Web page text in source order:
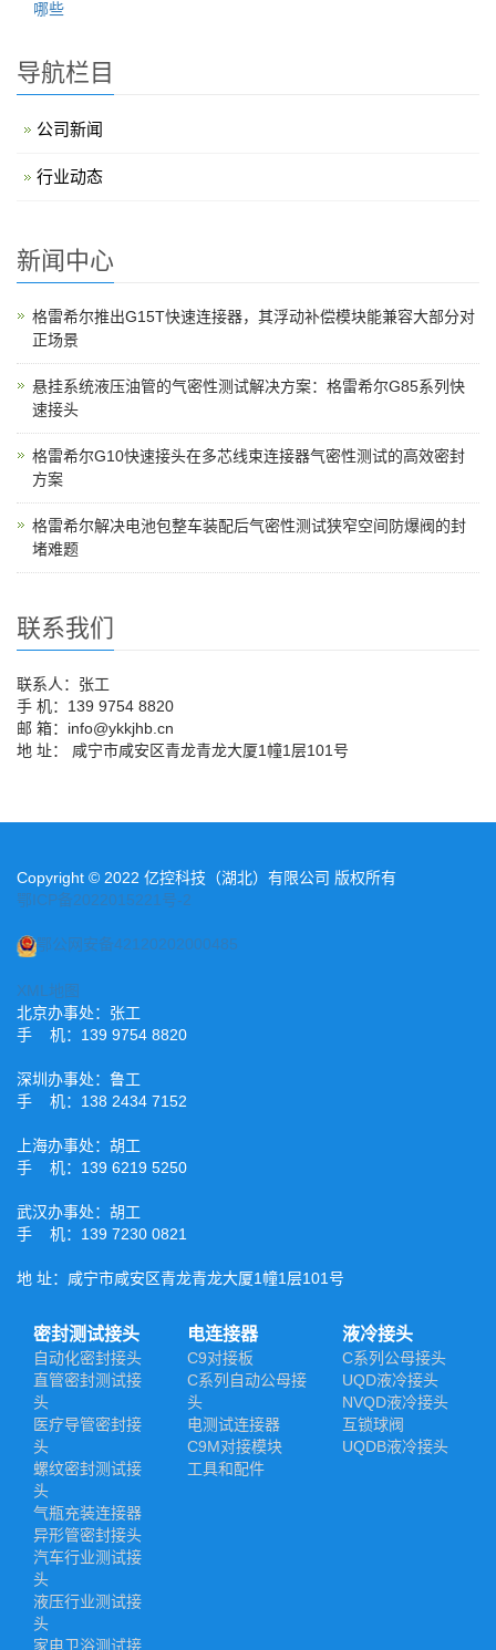
哪些
导航栏目
公司新闻
行业动态
新闻中心
格雷希尔推出G15T快速连接器，其浮动补偿模块能兼容大部分对
正场景
悬挂系统液压油管的气密性测试解决方案：格雷希尔G85系列快
速接头
格雷希尔G10快速接头在多芯线束连接器气密性测试的高效密封
方案
格雷希尔解决电池包整车装配后气密性测试狭窄空间防爆阀的封
堵难题
联系我们
联系人：张工
手 机：139 9754 8820
邮 箱：info@ykkjhb.cn
地 址： 咸宁市咸安区青龙青龙大厦1幢1层101号
Copyright © 2022 亿控科技（湖北）有限公司 版权所有
鄂ICP备2022015221号-2
鄂公网安备42120202000485
XML地图
北京办事处：张工
手 机：139 9754 8820
深圳办事处：鲁工
手 机：138 2434 7152
上海办事处：胡工
手 机：139 6219 5250
武汉办事处：胡工
手 机：139 7230 0821
地 址：咸宁市咸安区青龙青龙大厦1幢1层101号
密封测试接头
自动化密封接头
直管密封测试接
头
医疗导管密封接
头
螺纹密封测试接
头
气瓶充装连接器
异形管密封接头
汽车行业测试接
头
液压行业测试接
头
家电卫浴测试接
电连接器
C9对接板
C系列自动公母接
头
电测试连接器
C9M对接模块
工具和配件
液冷接头
C系列公母接头
UQD液冷接头
NVQD液冷接头
互锁球阀
UQDB液冷接头